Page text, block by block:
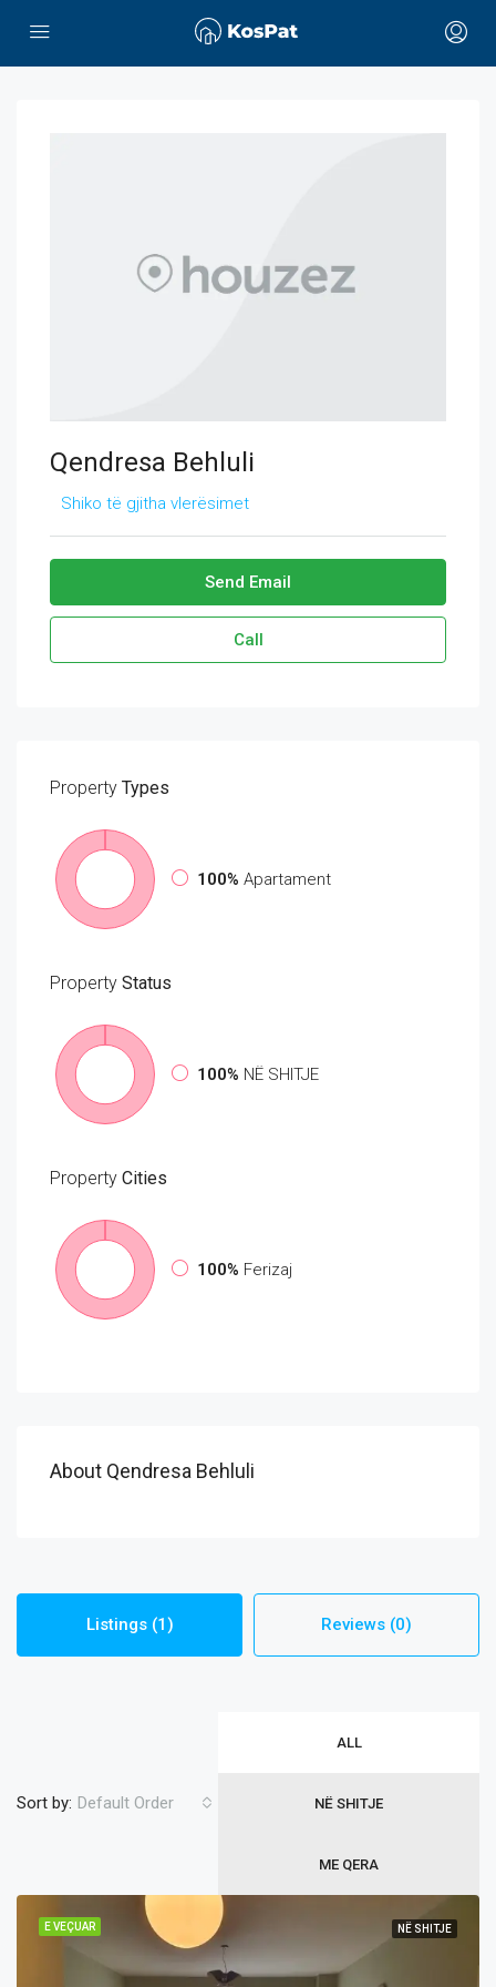
Qendresa Behluli
Shiko të gjitha vlerësimet
Send Email
Call
Property Types
100% Apartament
Property Status
100% NË SHITJE
Property Cities
100% Ferizaj
About Qendresa Behluli
Listings (1) Reviews (0)
ALL
NË SHITJE
ME QERA
Sort by: Default Order
E VEÇUAR NË SHITJE